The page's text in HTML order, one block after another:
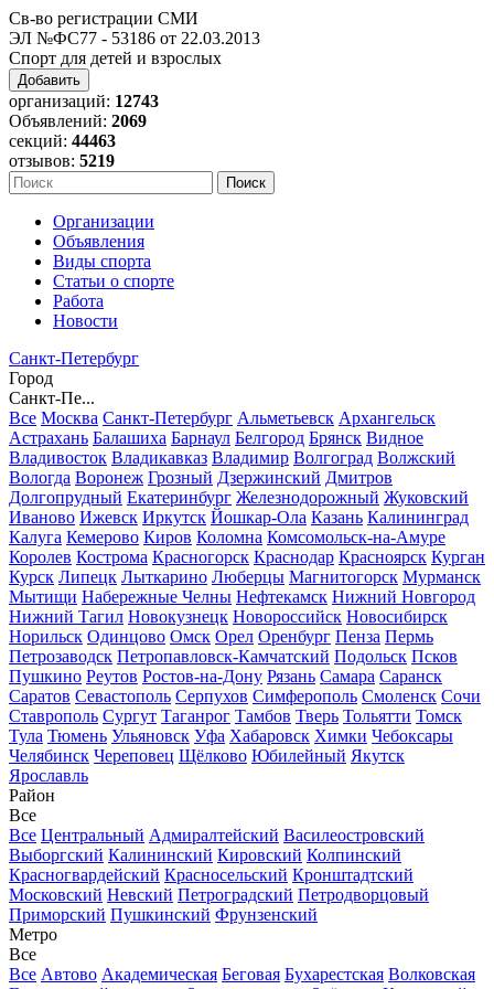
Св-во регистрации СМИ
ЭЛ №ФС77 - 53186 от 22.03.2013
Спорт для детей и взрослых
Добавить
организаций: 12743
Объявлений: 2069
секций: 44463
отзывов: 5219
Организации
Объявления
Виды спорта
Статьи о спорте
Работа
Новости
Санкт-Петербург
Город
Санкт-Пе...
Все Москва Санкт-Петербург Альметьевск Архангельск
Астрахань Балашиха Барнаул Белгород Брянск Видное
Владивосток Владикавказ Владимир Волгоград Волжский
Вологда Воронеж Грозный Дзержинский Дмитров
Долгопрудный Екатеринбург Железнодорожный Жуковский
Иваново Ижевск Иркутск Йошкар-Ола Казань Калининград
Калуга Кемерово Киров Коломна Комсомольск-на-Амуре
Королев Кострома Красногорск Краснодар Красноярск Курган
Курск Липецк Лыткарино Люберцы Магнитогорск Мурманск
Мытищи Набережные Челны Нефтекамск Нижний Новгород
Нижний Тагил Новокузнецк Новороссийск Новосибирск
Норильск Одинцово Омск Орел Оренбург Пенза Пермь
Петрозаводск Петропавловск-Камчатский Подольск Псков
Пушкино Реутов Ростов-на-Дону Рязань Самара Саранск
Саратов Севастополь Серпухов Симферополь Смоленск Сочи
Ставрополь Сургут Таганрог Тамбов Тверь Тольятти Томск
Тула Тюмень Ульяновск Уфа Хабаровск Химки Чебоксары
Челябинск Череповец Щёлково Юбилейный Якутск
Ярославль
Район
Все
Все Центральный Адмиралтейский Василеостровский
Выборгский Калининский Кировский Колпинский
Красногвардейский Красносельский Кронштадтский
Московский Невский Петроградский Петродворцовый
Приморский Пушкинский Фрунзенский
Метро
Все
Все Автово Академическая Беговая Бухарестская Волковская